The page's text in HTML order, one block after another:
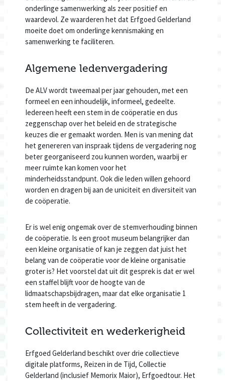
onderlinge samenwerking als zeer positief en
waardevol. Ze waarderen het dat Erfgoed Gelderland
moeite doet om onderlinge kennismaking en
samenwerking te faciliteren.
Algemene ledenvergadering
De ALV wordt tweemaal per jaar gehouden, met een
formeel en een inhoudelijk, informeel, gedeelte.
Iedereen heeft een stem in de coöperatie en dus
zeggenschap over het beleid en de strategische
keuzes die er gemaakt worden. Men is van mening dat
het genereren van inspraak tijdens de vergadering nog
beter georganiseerd zou kunnen worden, waarbij er
meer ruimte kan komen voor het
minderheidsstandpunt. Ook die leden willen gehoord
worden en dragen bij aan de uniciteit en diversiteit van
de coöperatie.
Er is wel enig ongemak over de stemverhouding binnen
de coöperatie. Is een groot museum belangrijker dan
een kleine organisatie of kan je zeggen dat juist het
belang van de coöperatie voor de kleine organisatie
groter is? Het voorstel dat uit dit gesprek is dat er wel
een staffel blijft voor de hoogte van de
lidmaatschapsbijdragen, maar dat elke organisatie 1
stem heeft in de vergadering.
Collectiviteit en wederkerigheid
Erfgoed Gelderland beschikt over drie collectieve
digitale platforms, Reizen in de Tijd, Collectie
Gelderland (inclusief Memorix Maior), Erfgoedtour. Het